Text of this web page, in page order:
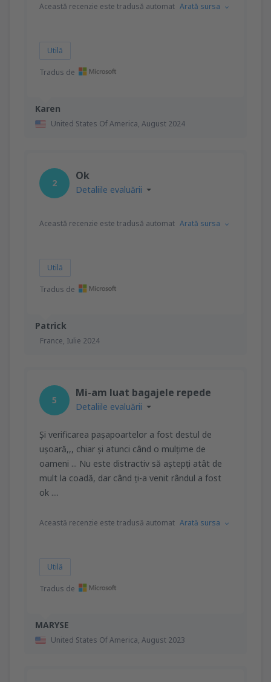
Karen
United States Of America, August 2024
Această recenzie este tradusă automat Arată sursa
Utilă
Tradus de
Patrick
France, Iulie 2024
2
Ok
Detaliile evaluării
Această recenzie este tradusă automat Arată sursa
Utilă
Tradus de
MARYSE
United States Of America, August 2023
5
Mi-am luat bagajele repede
Detaliile evaluării
Și verificarea pașapoartelor a fost destul de
ușoară,,, chiar și atunci când o mulțime de
oameni ... Nu este distractiv să aștepți atât de
mult la coadă, dar când ți-a venit rândul a fost
ok ....
Această recenzie este tradusă automat Arată sursa
Utilă
Tradus de